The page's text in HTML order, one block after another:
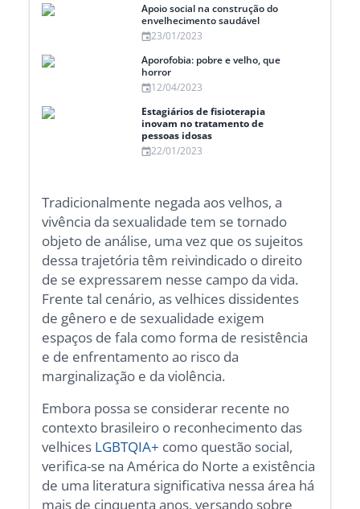
Apoio social na construção do
envelhecimento saudável
23/01/2023
Aporofobia: pobre e velho, que
horror
12/04/2023
Estagiários de fisioterapia
inovam no tratamento de
pessoas idosas
22/01/2023
Tradicionalmente negada aos velhos, a
vivência da sexualidade tem se tornado
objeto de análise, uma vez que os sujeitos
dessa trajetória têm reivindicado o direito
de se expressarem nesse campo da vida.
Frente tal cenário, as velhices dissidentes
de gênero e de sexualidade exigem
espaços de fala como forma de resistência
e de enfrentamento ao risco da
marginalização e da violência.
Embora possa se considerar recente no
contexto brasileiro o reconhecimento das
velhices LGBTQIA+ como questão social,
verifica-se na América do Norte a existência
de uma literatura significativa nessa área há
mais de cinquenta anos, versando sobre